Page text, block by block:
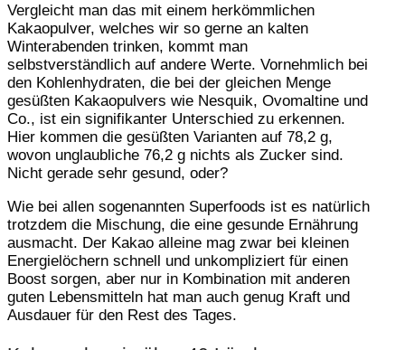
Vergleicht man das mit einem herkömmlichen
Kakaopulver, welches wir so gerne an kalten
Winterabenden trinken, kommt man
selbstverständlich auf andere Werte. Vornehmlich bei
den Kohlenhydraten, die bei der gleichen Menge
gesüßten Kakaopulvers wie Nesquik, Ovomaltine und
Co., ist ein signifikanter Unterschied zu erkennen.
Hier kommen die gesüßten Varianten auf 78,2 g,
wovon unglaubliche 76,2 g nichts als Zucker sind.
Nicht gerade sehr gesund, oder?
Wie bei allen sogenannten Superfoods ist es natürlich
trotzdem die Mischung, die eine gesunde Ernährung
ausmacht. Der Kakao alleine mag zwar bei kleinen
Energielöchern schnell und unkompliziert für einen
Boost sorgen, aber nur in Kombination mit anderen
guten Lebensmitteln hat man auch genug Kraft und
Ausdauer für den Rest des Tages.